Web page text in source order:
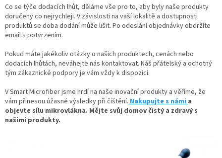
Co se týče dodacích lhůt, děláme vše pro to, aby byly naše produkty
doručeny co nejrychleji. V závislosti na vaší lokalitě a dostupnosti
produktů se doba dodání může lišit. Po odeslání objednávky obdržíte
email s potvrzením.
Pokud máte jakékoliv otázky o našich produktech, cenách nebo
dodacích lhůtách, neváhejte nás kontaktovat. Náš přátelský a ochotný
tým zákaznické podpory je vám vždy k dispozici.
V Smart Microfiber jsme hrdí na naše inovační produkty a věříme, že
vám přinesou úžasné výsledky při čištění.Nakupujte s námia
objevte sílu mikrovlákna. Mějte svůj domov čistý a zdravý s
našimi produkty.